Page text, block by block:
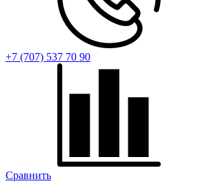
+7 (707) 537 70 90
Сравнить